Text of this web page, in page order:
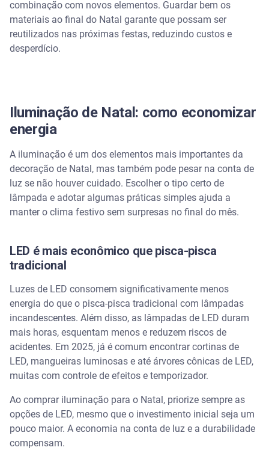
combinação com novos elementos. Guardar bem os
materiais ao final do Natal garante que possam ser
reutilizados nas próximas festas, reduzindo custos e
desperdício.
Iluminação de Natal: como economizar
energia
A iluminação é um dos elementos mais importantes da
decoração de Natal, mas também pode pesar na conta de
luz se não houver cuidado. Escolher o tipo certo de
lâmpada e adotar algumas práticas simples ajuda a
manter o clima festivo sem surpresas no final do mês.
LED é mais econômico que pisca-pisca
tradicional
Luzes de LED consomem significativamente menos
energia do que o pisca-pisca tradicional com lâmpadas
incandescentes. Além disso, as lâmpadas de LED duram
mais horas, esquentam menos e reduzem riscos de
acidentes. Em 2025, já é comum encontrar cortinas de
LED, mangueiras luminosas e até árvores cônicas de LED,
muitas com controle de efeitos e temporizador.
Ao comprar iluminação para o Natal, priorize sempre as
opções de LED, mesmo que o investimento inicial seja um
pouco maior. A economia na conta de luz e a durabilidade
compensam.